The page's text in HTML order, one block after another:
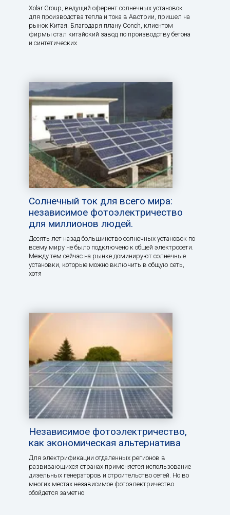
Xolar Group, ведущий оферент солнечных установок
для производства тепла и тока в Австрии, пришел на
рынок Китая. Благодаря плану Conch, клиентом
фирмы стал китайский завод по производству бетона
и синтетических
Солнечный ток для всего мира:
независимое фотоэлектричество
для миллионов людей.
Десять лет назад большинство солнечных установок по
всему миру не было подключено к общей электросети.
Между тем сейчас на рынке доминируют солнечные
установки, которые можно включить в общую сеть,
хотя
Независимое фотоэлектричество,
как экономическая альтернатива
Для электрификации отдаленных регионов в
развивающихся странах применяется использование
дизельных генераторов и строительство сетей. Но во
многих местах независимое фотоэлектричество
обойдется заметно